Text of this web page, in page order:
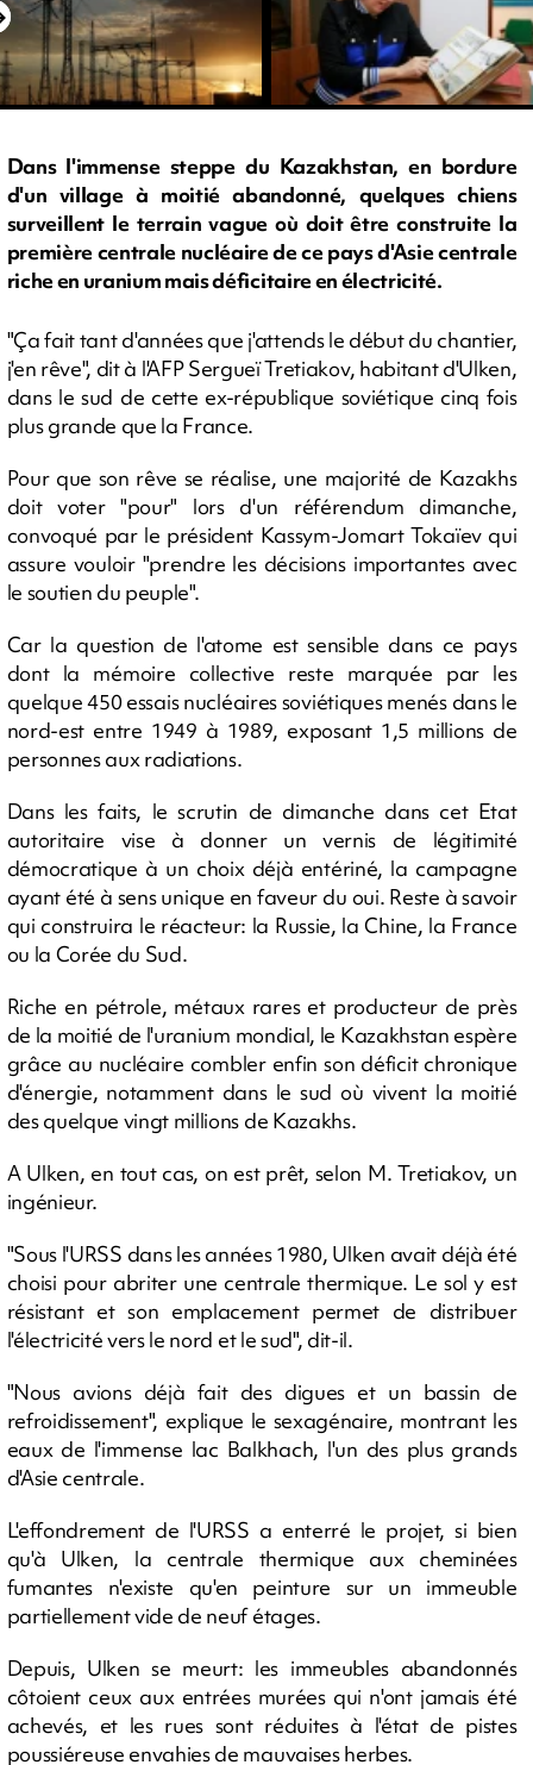
Dans l'immense steppe du Kazakhstan, en bordure
d'un village à moitié abandonné, quelques chiens
surveillent le terrain vague où doit être construite la
première centrale nucléaire de ce pays d'Asie centrale
riche en uranium mais déficitaire en électricité.
"Ça fait tant d'années que j'attends le début du chantier,
j'en rêve", dit à l'AFP Sergueï Tretiakov, habitant d'Ulken,
dans le sud de cette ex-république soviétique cinq fois
plus grande que la France.
Pour que son rêve se réalise, une majorité de Kazakhs
doit voter "pour" lors d'un référendum dimanche,
convoqué par le président Kassym-Jomart Tokaïev qui
assure vouloir "prendre les décisions importantes avec
le soutien du peuple".
Car la question de l'atome est sensible dans ce pays
dont la mémoire collective reste marquée par les
quelque 450 essais nucléaires soviétiques menés dans le
nord-est entre 1949 à 1989, exposant 1,5 millions de
personnes aux radiations.
Dans les faits, le scrutin de dimanche dans cet Etat
autoritaire vise à donner un vernis de légitimité
démocratique à un choix déjà entériné, la campagne
ayant été à sens unique en faveur du oui. Reste à savoir
qui construira le réacteur: la Russie, la Chine, la France
ou la Corée du Sud.
Riche en pétrole, métaux rares et producteur de près
de la moitié de l'uranium mondial, le Kazakhstan espère
grâce au nucléaire combler enfin son déficit chronique
d'énergie, notamment dans le sud où vivent la moitié
des quelque vingt millions de Kazakhs.
A Ulken, en tout cas, on est prêt, selon M. Tretiakov, un
ingénieur.
"Sous l'URSS dans les années 1980, Ulken avait déjà été
choisi pour abriter une centrale thermique. Le sol y est
résistant et son emplacement permet de distribuer
l'électricité vers le nord et le sud", dit-il.
"Nous avions déjà fait des digues et un bassin de
refroidissement", explique le sexagénaire, montrant les
eaux de l'immense lac Balkhach, l'un des plus grands
d'Asie centrale.
L'effondrement de l'URSS a enterré le projet, si bien
qu'à Ulken, la centrale thermique aux cheminées
fumantes n'existe qu'en peinture sur un immeuble
partiellement vide de neuf étages.
Depuis, Ulken se meurt: les immeubles abandonnés
côtoient ceux aux entrées murées qui n'ont jamais été
achevés, et les rues sont réduites à l'état de pistes
poussiéreuse envahies de mauvaises herbes.